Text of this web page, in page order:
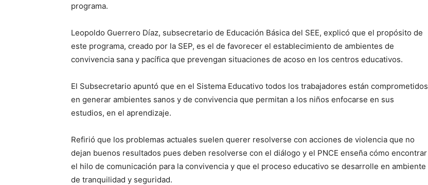
programa.
Leopoldo Guerrero Díaz, subsecretario de Educación Básica del SEE, explicó que el propósito de
este programa, creado por la SEP, es el de favorecer el establecimiento de ambientes de
convivencia sana y pacífica que prevengan situaciones de acoso en los centros educativos.
El Subsecretario apuntó que en el Sistema Educativo todos los trabajadores están comprometidos
en generar ambientes sanos y de convivencia que permitan a los niños enfocarse en sus
estudios, en el aprendizaje.
Refirió que los problemas actuales suelen querer resolverse con acciones de violencia que no
dejan buenos resultados pues deben resolverse con el diálogo y el PNCE enseña cómo encontrar
el hilo de comunicación para la convivencia y que el proceso educativo se desarrolle en ambiente
de tranquilidad y seguridad.